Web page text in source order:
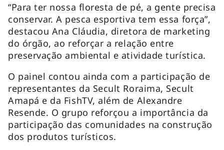
“Para ter nossa floresta de pé, a gente precisa
conservar. A pesca esportiva tem essa força”,
destacou Ana Cláudia, diretora de marketing
do órgão, ao reforçar a relação entre
preservação ambiental e atividade turística.
O painel contou ainda com a participação de
representantes da Secult Roraima, Secult
Amapá e da FishTV, além de Alexandre
Resende. O grupo reforçou a importância da
participação das comunidades na construção
dos produtos turísticos.